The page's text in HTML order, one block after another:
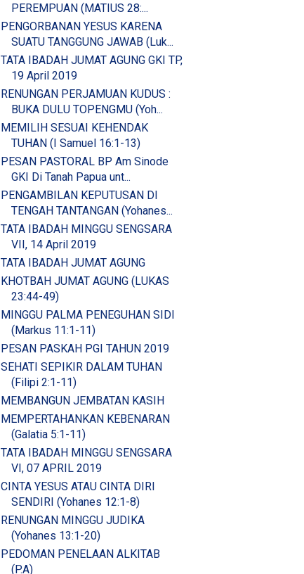
PEREMPUAN (MATIUS 28:...
PENGORBANAN YESUS KARENA
SUATU TANGGUNG JAWAB (Luk...
TATA IBADAH JUMAT AGUNG GKI TP,
19 April 2019
RENUNGAN PERJAMUAN KUDUS :
BUKA DULU TOPENGMU (Yoh...
MEMILIH SESUAI KEHENDAK
TUHAN (I Samuel 16:1-13)
PESAN PASTORAL BP Am Sinode
GKI Di Tanah Papua unt...
PENGAMBILAN KEPUTUSAN DI
TENGAH TANTANGAN (Yohanes...
TATA IBADAH MINGGU SENGSARA
VII, 14 April 2019
TATA IBADAH JUMAT AGUNG
KHOTBAH JUMAT AGUNG (LUKAS
23:44-49)
MINGGU PALMA PENEGUHAN SIDI
(Markus 11:1-11)
PESAN PASKAH PGI TAHUN 2019
SEHATI SEPIKIR DALAM TUHAN
(Filipi 2:1-11)
MEMBANGUN JEMBATAN KASIH
MEMPERTAHANKAN KEBENARAN
(Galatia 5:1-11)
TATA IBADAH MINGGU SENGSARA
VI, 07 APRIL 2019
CINTA YESUS ATAU CINTA DIRI
SENDIRI (Yohanes 12:1-8)
RENUNGAN MINGGU JUDIKA
(Yohanes 13:1-20)
PEDOMAN PENELAAN ALKITAB
(P.A)